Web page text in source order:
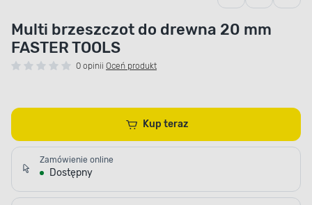
Multi brzeszczot do drewna 20 mm
FASTER TOOLS
0 opinii Oceń produkt
Kup teraz
Zamówienie online
Dostępny